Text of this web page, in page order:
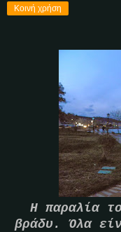
Κοινή χρήση
Η παραλία
βράδυ. Όλα